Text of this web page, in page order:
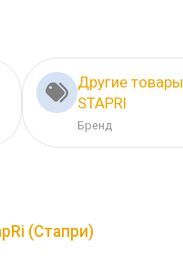
Другие товары
STAPRI
Бренд
(Стапри)